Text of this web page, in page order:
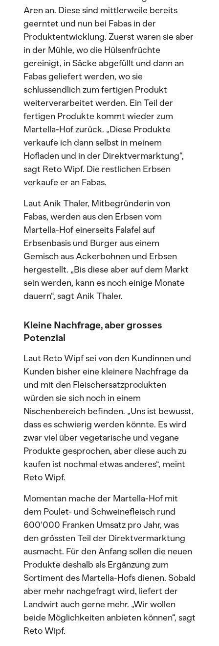
Aren an. Diese sind mittlerweile bereits
geerntet und nun bei Fabas in der
Produktentwicklung. Zuerst waren sie aber
in der Mühle, wo die Hülsenfrüchte
gereinigt, in Säcke abgefüllt und dann an
Fabas geliefert werden, wo sie
schlussendlich zum fertigen Produkt
weiterverarbeitet werden. Ein Teil der
fertigen Produkte kommt wieder zum
Martella-Hof zurück. „Diese Produkte
verkaufe ich dann selbst in meinem
Hofladen und in der Direktvermarktung“,
sagt Reto Wipf. Die restlichen Erbsen
verkaufe er an Fabas.
Laut Anik Thaler, Mitbegründerin von
Fabas, werden aus den Erbsen vom
Martella-Hof einerseits Falafel auf
Erbsenbasis und Burger aus einem
Gemisch aus Ackerbohnen und Erbsen
hergestellt. „Bis diese aber auf dem Markt
sein werden, kann es noch einige Monate
dauern“, sagt Anik Thaler.
Kleine Nachfrage, aber grosses
Potenzial
Laut Reto Wipf sei von den Kundinnen und
Kunden bisher eine kleinere Nachfrage da
und mit den Fleischersatzprodukten
würden sie sich noch in einem
Nischenbereich befinden. „Uns ist bewusst,
dass es schwierig werden könnte. Es wird
zwar viel über vegetarische und vegane
Produkte gesprochen, aber diese auch zu
kaufen ist nochmal etwas anderes“, meint
Reto Wipf.
Momentan mache der Martella-Hof mit
dem Poulet- und Schweinefleisch rund
600‘000 Franken Umsatz pro Jahr, was
den grössten Teil der Direktvermarktung
ausmacht. Für den Anfang sollen die neuen
Produkte deshalb als Ergänzung zum
Sortiment des Martella-Hofs dienen. Sobald
aber mehr nachgefragt wird, liefert der
Landwirt auch gerne mehr. „Wir wollen
beide Möglichkeiten anbieten können“, sagt
Reto Wipf.